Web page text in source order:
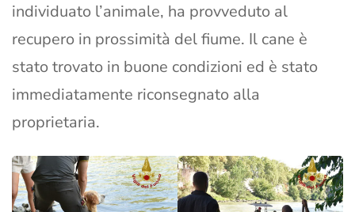
individuato l’animale, ha provveduto al
recupero in prossimità del fiume. Il cane è
stato trovato in buone condizioni ed è stato
immediatamente riconsegnato alla
proprietaria.